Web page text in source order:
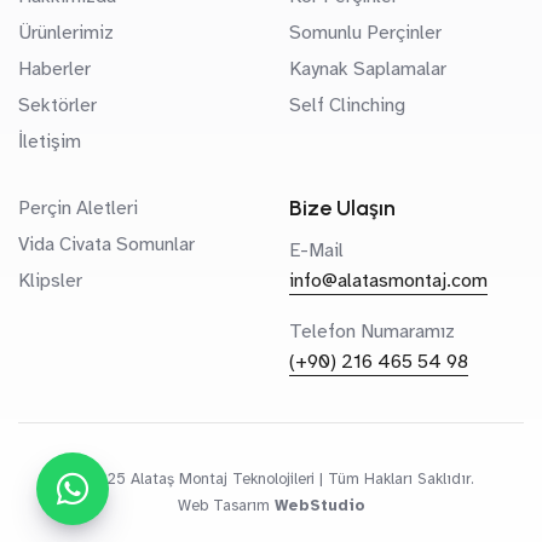
malzemeleri birleştirebilecek geniş bir yelpazeye
sahiptir.
Korozyona Dayanıklılık
: Özellikle paslanmaz çelik
versiyonları, dış ortam koşullarında uzun ömürlüdür.
tasarımı sayesinde plastik veya kauçuk
malzemelerin sac yüzeylere daha sağlam
tutunmasını sağlar.
Bulbfix perçinler, farklı
malzemelerin birleşmesini sağlayarakpek çok
sektörde kendine yer bulmaktadır.
3. Bulbfix Perçinlerin Kullanım
Alanları
Ürünlerimiz
Haberler
Sektörler
İletişim
Somunlu Perçinler
Kaynak Saplamalar
Self Clinching
Perçin Aletleri
Vida Civata Somunlar
Klipsler
Bize Ulaşın
E-Mail
info@alatasmontaj.com
Telefon Numaramız
(+90) 216 465 54 98
© 2025 Alataş Montaj Teknolojileri | Tüm Hakları Saklıdır.
Web Tasarım WebStudio